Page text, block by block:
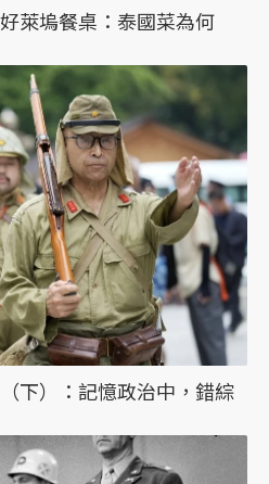
萊塢餐桌：泰國菜為何
下）：記憶政治中，錯綜